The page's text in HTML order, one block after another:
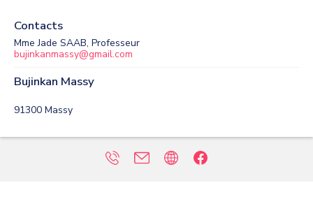
Contacts
Mme Jade SAAB, Professeur
bujinkanmassy@gmail.com
Bujinkan Massy
91300 Massy